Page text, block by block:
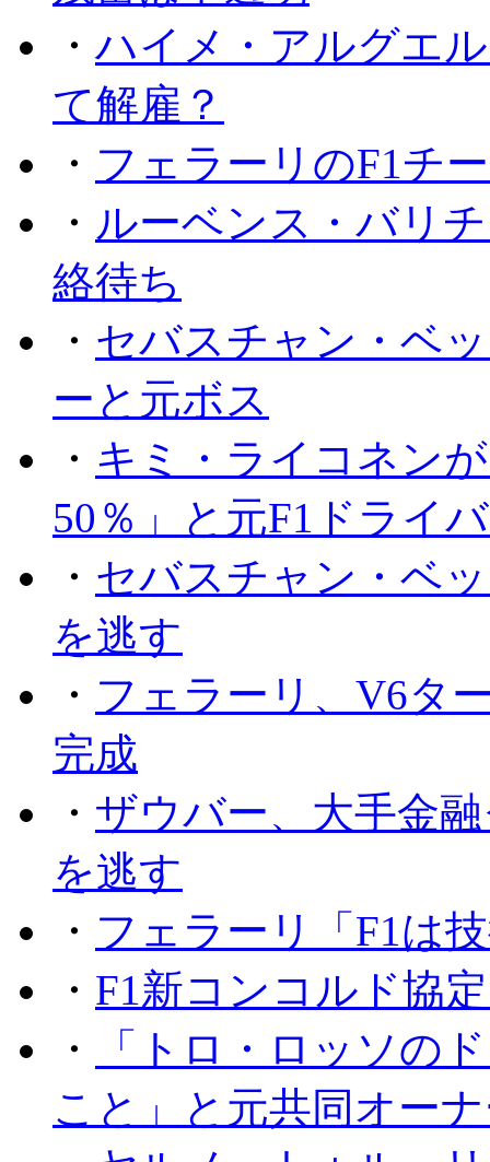
・ハイメ・アルグエ
て解雇？
・ フェラーリのF1チ
・ ルーベンス・バリ
絡待ち
・ セバスチャン・ベ
ーと元ボス
・ キミ・ライコネン
50％」と元F1ドライ
・ セバスチャン・ベ
を逃す
・ フェラーリ、V6タ
完成
・ ザウバー、大手金
を逃す
・ フェラーリ「F1は
・ F1新コンコルド協
・
「トロ・ロッソの
こと」と元共同オー